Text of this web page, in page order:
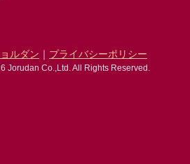
ルダン ｜ プライバシーポリシー
Jorudan Co.,Ltd. All Rights Reserved.